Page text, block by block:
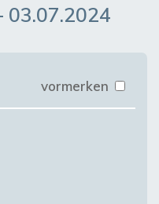
03.07.2024
vormerken